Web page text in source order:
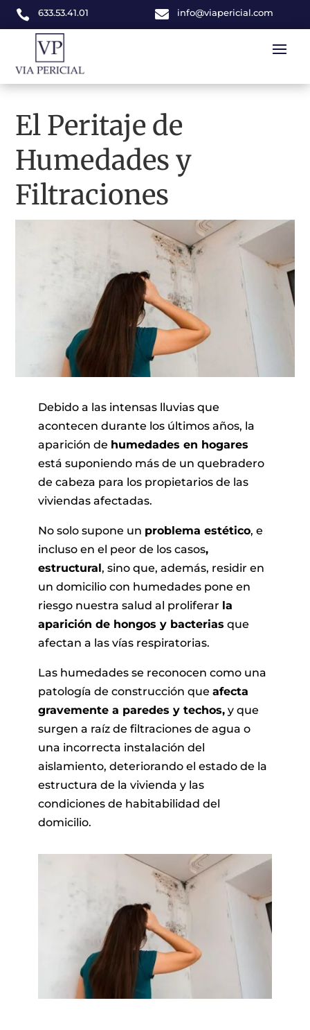
 633.53.41.01  info@viapericial.com
El Peritaje de
Humedades y
Filtraciones
Debido a las intensas lluvias que
acontecen durante los últimos años, la
aparición de humedades en hogares
está suponiendo más de un quebradero
de cabeza para los propietarios de las
viviendas afectadas.
No solo supone un problema estético, e
incluso en el peor de los casos,
estructural, sino que, además, residir en
un domicilio con humedades pone en
riesgo nuestra salud al proliferar la
aparición de hongos y bacterias que
afectan a las vías respiratorias.
Las humedades se reconocen como una
patología de construcción que afecta
gravemente a paredes y techos,y que
surgen a raíz de filtraciones de agua o
una incorrecta instalación del
aislamiento, deteriorando el estado de la
estructura de la vivienda y las
condiciones de habitabilidad del
domicilio.